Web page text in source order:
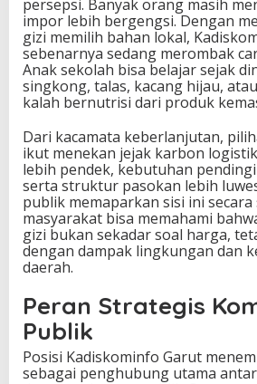
persepsi. Banyak orang masih
impor lebih bergengsi. Dengan
gizi memilih bahan lokal,
sebenarnya sedang merombak
Anak sekolah bisa belajar sejak
singkong, talas, kacang hijau,
kalah bernutrisi dari produk
Dari kacamata keberlanjutan,
ikut menekan jejak karbon
lebih pendek, kebutuhan
serta struktur pasokan lebih
publik memaparkan sisi ini secara
masyarakat bisa memahami
gizi bukan sekadar soal harga,
dengan dampak lingkungan dan
daerah.
Peran Strategis
Publik
Posisi Kadiskominfo Garut
sebagai penghubung utama